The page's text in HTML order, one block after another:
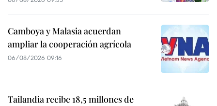
Camboya y Malasia acuerdan
ampliar la cooperación agrícola
06/08/2026 09:16
Tailandia recibe 18,5 millones de